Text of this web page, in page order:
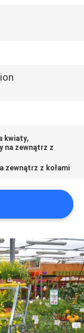
kwiaty,
na zewnątrz z
zewnątrz z kołami